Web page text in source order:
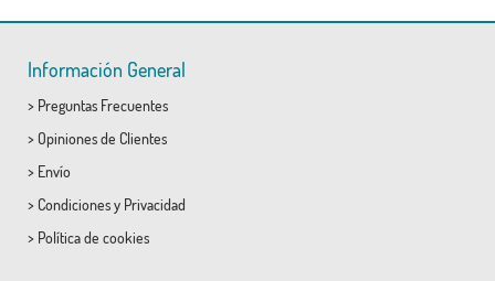
Información General
> Preguntas Frecuentes
> Opiniones de Clientes
> Envío
> Condicionesy Privacidad
> Política de cookies